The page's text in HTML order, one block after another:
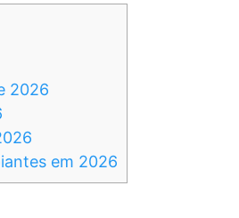
2026
em 2026